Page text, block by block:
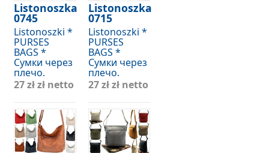
Listonoszka
0745
Listonoszki *
PURSES
BAGS *
Сумки через
плечо.
27 złzł netto
Listonoszka
0715
Listonoszki *
PURSES
BAGS *
Сумки через
плечо.
27 złzł netto